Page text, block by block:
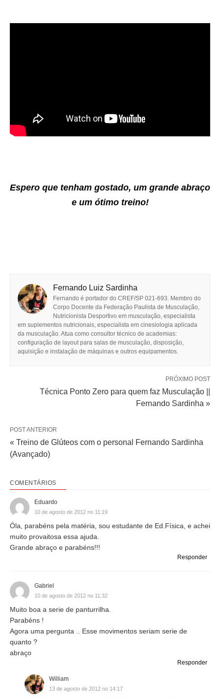
Espero que tenham gostado, um grande abraço
e um ótimo treino!
Fernando Luiz Sardinha
Fernando é portador do CREF/SP 021-693. Membro do
Corpo Docente da Federação Paulista de Musculação,
Nutricionista Desportivo em musculação, especialista
em suplementos nutricionais, especialista em cinesiologia aplicada
da musculação. Atua como consultor técnico de academias:
configuração de layout para salas de musculação, disposição,
aquisição e instalação de máquinas e outros equipamentos.
PRÓXIMO POST
Técnica Ponto Zero para quem faz Musculação ||
Fernando Sardinha »
POST ANTERIOR
« Treino de Glúteos com o personal Fernando Sardinha
(Avançado)
COMENTÁRIOS
Eduardo
10 de agosto de 2012 no 11:19
Óla, parabéns pela matéria, sou estudante de Ed.Física, e achei
muito provaitosa essa ajuda.
Grande abraço e parabéns!!!
Responder
Gabriel
10 de agosto de 2012 no 11:32
Muito boa a serie de panturrilha.
Parabéns !
Agora uma pergunta .. Esse movimentos seriam serie de
quanto ?
abraço
Responder
William
13 de agosto de 2012 no 14:17